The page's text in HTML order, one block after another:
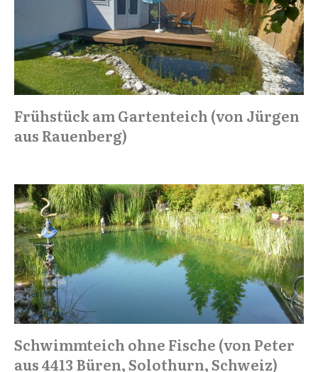
Frühstück am Gartenteich (von Jürgen
aus Rauenberg)
Schwimmteich ohne Fische (von Peter
aus 4413 Büren, Solothurn, Schweiz)
Hier Teichreport GRATIS